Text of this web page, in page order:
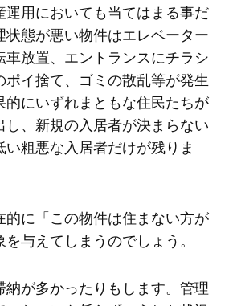
運用においても当てはまる事だ
状態が悪い物件はエレベーター
車放置、エントランスにチラシ
ポイ捨て、ゴミの散乱等が発生
的にいずれまともな住民たちが
し、新規の入居者が決まらない
粗悪な入居者だけが残りま
的に「この物件は住まない方が
与えてしまうのでしょう。
納が多かったりもします。管理